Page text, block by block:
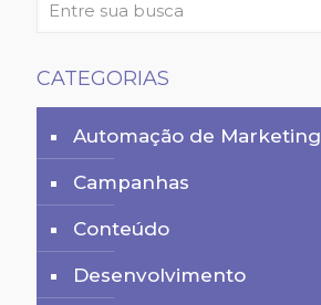
CATEGORIAS
Automação de Marketing
Campanhas
Conteúdo
Desenvolvimento